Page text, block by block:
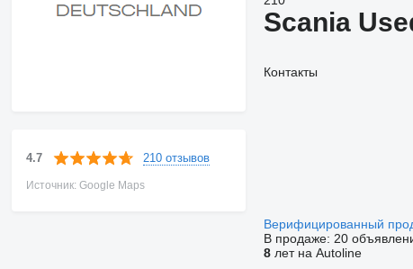
4.7 210 отзывов
Источник: Google Maps
Scania
Контакты
Верифицированный
В продаже: 20
8лет на Autoline